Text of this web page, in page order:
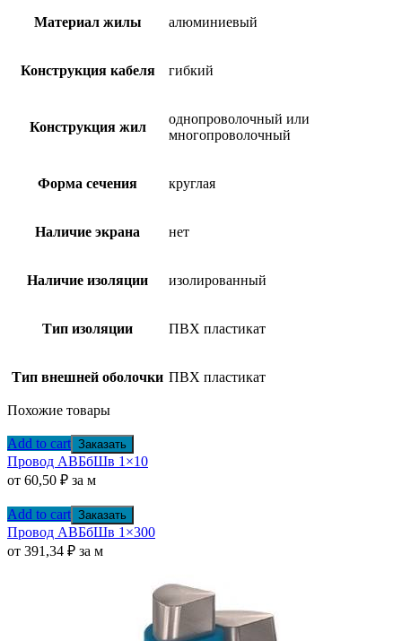
Материал жилы алюминиевый
Конструкция кабеля гибкий
Конструкция жил
однопроволочный или
многопроволочный
Форма сечения круглая
Наличие экрана нет
Наличие изоляции изолированный
Тип изоляции ПВХ пластикат
Тип внешней оболочки ПВХ пластикат
Похожие товары
Add to cart Заказать
Провод АВБбШв 1×10
от 60,50 ₽ за м
Add to cart Заказать
Провод АВБбШв 1×300
от 391,34 ₽ за м